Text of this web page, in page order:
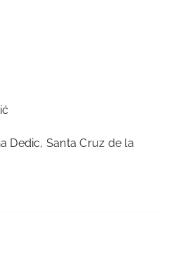
Dedic, Santa Cruz de la